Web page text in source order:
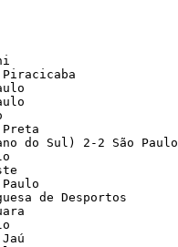
Piracicaba
Preta
do Sul) 2-2 São
de Desportos